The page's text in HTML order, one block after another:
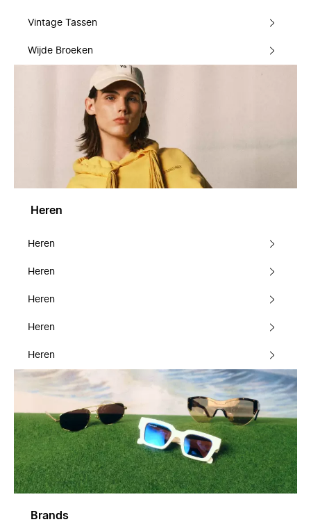
Vintage Tassen
Wijde Broeken
Heren
Heren
Heren
Heren
Heren
Heren
Brands